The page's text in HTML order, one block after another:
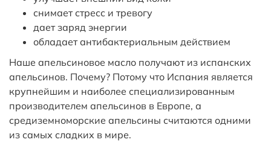
снимает стресс и тревогу
дает заряд энергии
обладает антибактериальным действием
Наше апельсиновое масло получают из испанских
апельсинов. Почему? Потому что Испания является
крупнейшим и наиболее специализированным
производителем апельсинов в Европе, а
средиземноморские апельсины считаются одними
из самых сладких в мире.